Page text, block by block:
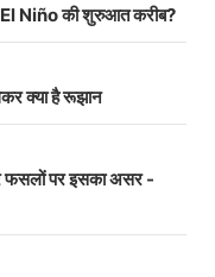
Niño की शुरुआत करीब?
क्या है रूझान
फसलों पर इसका असर -